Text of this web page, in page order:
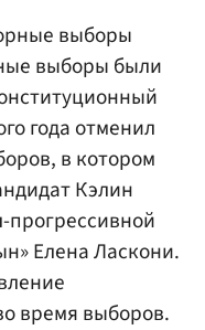
выборы
выборы были
года отменил
в котором
Кэлин
прогрессивной
Елена Ласкони.
время выборов.